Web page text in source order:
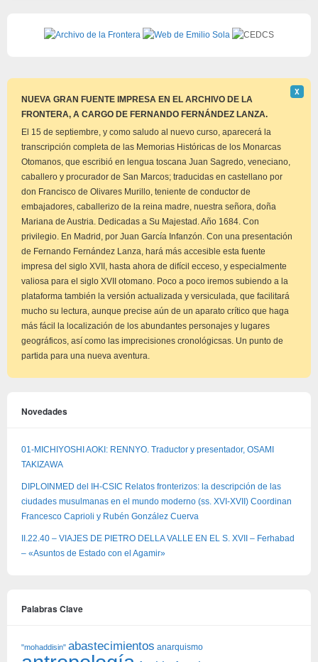
NUEVA GRAN FUENTE IMPRESA EN EL ARCHIVO DE LA
FRONTERA, A CARGO DE FERNANDO FERNÁNDEZ LANZA.
este
Χ
El 15 de septiembre, y como saludo al nuevo curso, aparecerá la
transcripción completa de las Memorias Históricas de los Monarcas
Otomanos, que escribió en lengua toscana Juan Sagredo, veneciano,
caballero y procurador de San Marcos; traducidas en castellano por
don Francisco de Olivares Murillo, teniente de conductor de
embajadores, caballerizo de la reina madre, nuestra señora, doña
Mariana de Austria. Dedicadas a Su Majestad. Año 1684. Con
privilegio. En Madrid, por Juan García Infanzón. Con una presentación
de Fernando Fernández Lanza, hará más accesible esta fuente
impresa del siglo XVII, hasta ahora de difícil ecceso, y especialmente
valiosa para el siglo XVII otomano. Poco a poco iremos subiendo a la
plataforma también la versión actualizada y versiculada, que facilitará
mucho su lectura, aunque precise aún de un aparato crítico que haga
más fácil la localización de los abundantes personajes y lugares
geográficos, así como las imprecisiones cronológicsas. Un punto de
partida para una nueva aventura.
Novedades
01-MICHIYOSHI AOKI: RENNYO. Traductor y presentador, OSAMI
TAKIZAWA
DIPLOINMED del IH-CSIC Relatos fronterizos: la descripción de las
ciudades musulmanas en el mundo moderno (ss. XVI-XVII) Coordinan
Francesco Caprioli y Rubén González Cuerva
II.22.40 – VIAJES DE PIETRO DELLA VALLE EN EL S. XVII – Ferhabad
– «Asuntos de Estado con el Agamir»
Palabras Clave
"mohaddisin" abastecimientos anarquismo